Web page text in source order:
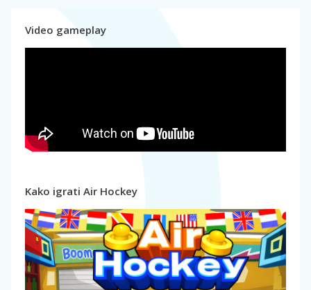
Video gameplay
Kako igrati Air Hockey